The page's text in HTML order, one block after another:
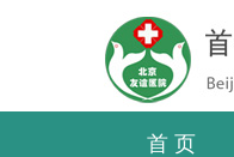
首 页